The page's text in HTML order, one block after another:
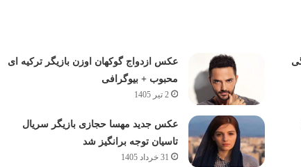
عکس ازدواج گوکهان اوزن بازیگر ترکیه ای
محبوب + بیوگرافی
2 تیر 1405
عکس جدید مهسا حجازی بازیگر سریال
تاسیان توجه برانگیز شد
31 خرداد 1405